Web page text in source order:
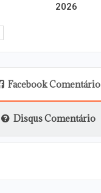
2026
Facebook Comentário
Disqus Comentário